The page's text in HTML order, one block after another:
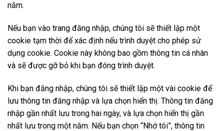
năm.
Nếu bạn vào trang đăng nhập, chúng tôi sẽ thiết lập một
cookie tạm thời để xác định nếu trình duyệt cho phép sử
dụng cookie. Cookie này không bao gồm thông tin cá nhân
và sẽ được gỡ bỏ khi bạn đóng trình duyệt.
Khi bạn đăng nhập, chúng tôi sẽ thiết lập một vài cookie để
lưu thông tin đăng nhập và lựa chọn hiển thị. Thông tin đăng
nhập gần nhất lưu trong hai ngày, và lựa chọn hiển thị gần
nhất lưu trong một năm. Nếu bạn chọn “Nhớ tôi”, thông tin